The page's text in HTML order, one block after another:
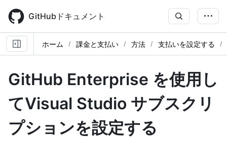
main
content
GitHubドキュメント
ホーム 課金と支払い 方法 支払いを設定する
GitHub Enterprise を使用し
てVisual Studio サブスクリ
プションを設定する